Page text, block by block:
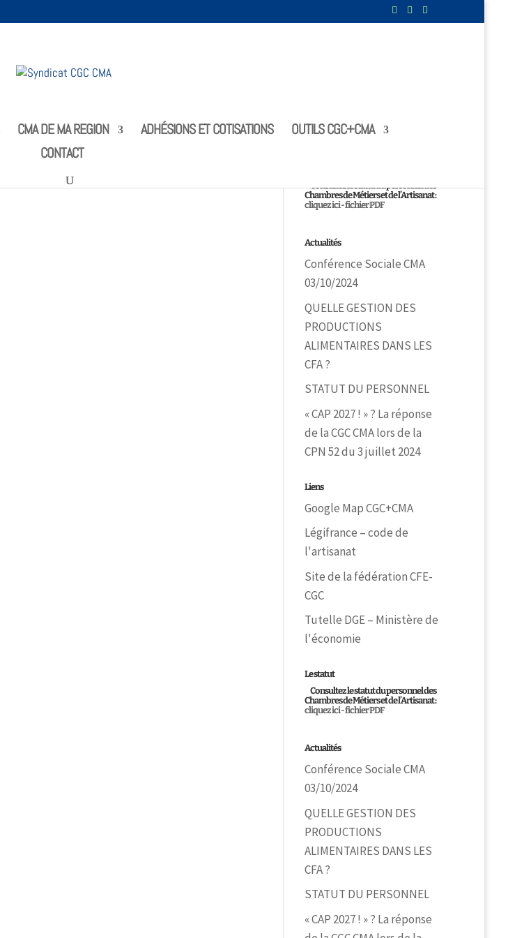
CMA DE MA REGION ADHÉSIONS ET COTISATIONS
OUTILS CGC+CMA
CONTACT
Consultez le statut du personnel des
Chambres de Métiers et de l’Artisanat :
cliquez ici - fichier PDF
Actualités
Conférence Sociale CMA
03/10/2024
QUELLE GESTION DES
PRODUCTIONS
ALIMENTAIRES DANS LES
CFA ?
STATUT DU PERSONNEL
« CAP 2027 ! » ? La réponse
de la CGC CMA lors de la
CPN 52 du 3 juillet 2024
Liens
Google Map CGC+CMA
Légifrance – code de
l'artisanat
Site de la fédération CFE-
CGC
Tutelle DGE – Ministère de
l'économie
Le statut
Consultez le statut du personnel des
Chambres de Métiers et de l’Artisanat :
cliquez ici - fichier PDF
Actualités
Conférence Sociale CMA
03/10/2024
QUELLE GESTION DES
PRODUCTIONS
ALIMENTAIRES DANS LES
CFA ?
STATUT DU PERSONNEL
« CAP 2027 ! » ? La réponse